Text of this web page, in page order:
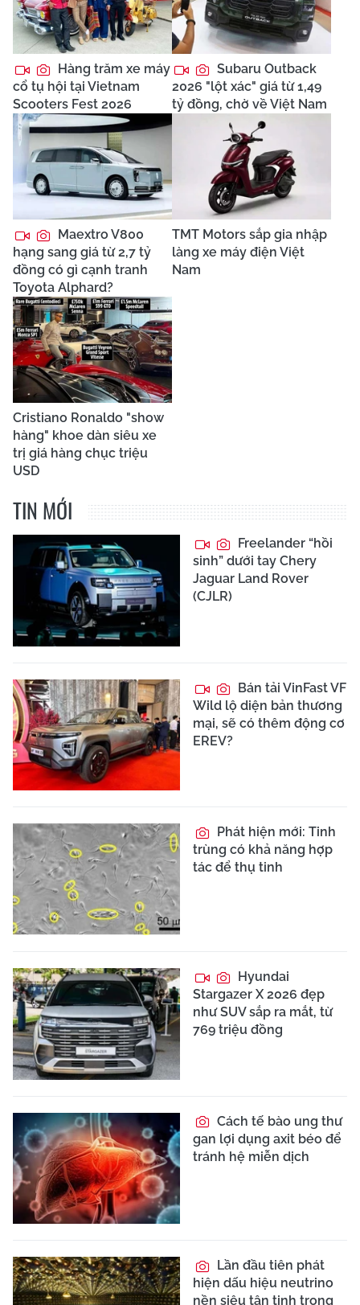
Hàng trăm xe máy
cổ tụ hội tại Vietnam
Scooters Fest 2026
Subaru Outback
2026 "lột xác" giá từ 1,49
tỷ đồng, chờ về Việt Nam
Maextro V800
hạng sang giá từ 2,7 tỷ
đồng có gì cạnh tranh
Toyota Alphard?
TMT Motors sắp gia nhập
làng xe máy điện Việt
Nam
Cristiano Ronaldo "show
hàng" khoe dàn siêu xe
trị giá hàng chục triệu
USD
TIN MỚI
Freelander “hồi
sinh” dưới tay Chery
Jaguar Land Rover
(CJLR)
Bán tải VinFast VF
Wild lộ diện bản thương
mại, sẽ có thêm động cơ
EREV?
Phát hiện mới: Tinh
trùng có khả năng hợp
tác để thụ tinh
Hyundai
Stargazer X 2026 đẹp
như SUV sắp ra mắt, từ
769 triệu đồng
Cách tế bào ung thư
gan lợi dụng axit béo để
tránh hệ miễn dịch
Lần đầu tiên phát
hiện dấu hiệu neutrino
nền siêu tân tinh trong